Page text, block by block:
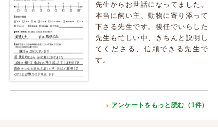
先生からお世話になってました。
本当に飼い主、動物に寄り添って
下さる先生です。後任でいらした
先生も忙しい中、きちんと説明し
てくださる、信頼できる先生で
す。
アンケートをもっと読む（1件）